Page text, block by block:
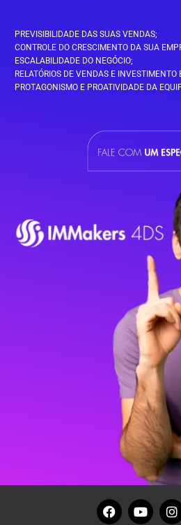
PREVISIBILIDADE DAS SUAS VENDAS;
CONTROLE DO CRESCIMENTO DA SUA
ESCALABILIDADE DO NEGÓCIO;
RELATÓRIOS DE VENDAS E INVESTIMENTO
PROTAGONISMO E PROATIVIDADE DA